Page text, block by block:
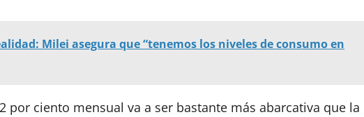
Milei asegura que “tenemos los niveles de consumo en
por ciento mensual va a ser bastante más abarcativa que la